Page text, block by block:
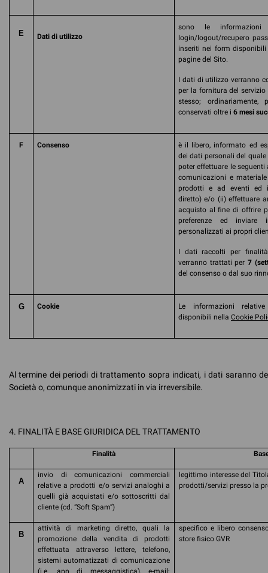
E Dati di utilizzo
sono le
login/logout/recupero
inseriti nei form
pagine del Sito.
I dati di utilizzo verranno
per la fornitura del servizio
stesso;
conservati oltre i 6 mesi
F Consenso
è il libero, informato ed
dei dati personali del quale
poter effettuare le
comunicazioni e
prodotti e ad eventi ed
diretto) e/o (ii) effettuare
acquisto al fine di offrire
preferenze ed
personalizzati ai propri
I dati raccolti per
verranno trattati per 7
del consenso o dal suo
G Cookie
Le informazioni
disponibili nella Cookie
Al termine dei periodi di trattamento sopra indicati, i dati saranno
Società o, comunque anonimizzati in via irreversibile.
4. FINALITÀ E BASE GIURIDICA DEL TRATTAMENTO
Finalità
A
invio di comunicazioni commerciali
relative a prodotti e/o servizi analoghi a
quelli già acquistati e/o sottoscritti dal
cliente (cd. “Soft Spam”)
legittimo interesse del
prodotti/servizi presso la
B
attività di marketing diretto, quali la
promozione della vendita di prodotti
effettuata attraverso lettere, telefono,
sistemi automatizzati di comunicazione
(i.e. app di messaggistica), e-mail;
specifico e libero
store fisico GVR